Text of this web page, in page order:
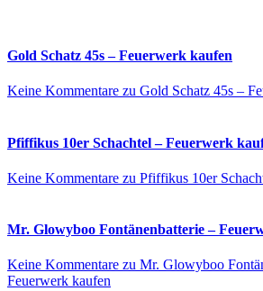
Gold Schatz 45s – Feuerwerk kaufen
Keine Kommentare zu Gold Schatz 45s –
Pfiffikus 10er Schachtel – Feuerwerk
Keine Kommentare zu Pfiffikus 10er
Mr. Glowyboo Fontänenbatterie –
Keine Kommentare zu Mr. Glowyboo
Feuerwerk kaufen